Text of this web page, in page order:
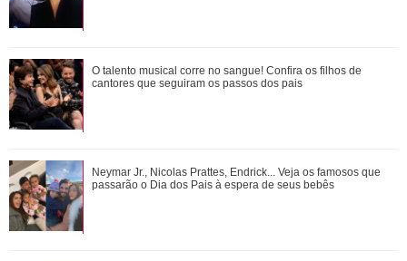
O talento musical corre no sangue! Confira os filhos de
cantores que seguiram os passos dos p...
João Raul diz para Agrado que não está conseguindo
conviver com seu sucesso. Veja os resum...
O talento musical corre no sangue! Confira os filhos de
cantores que seguiram os passos dos pais
Neymar Jr., Nicolas Prattes, Endrick... Veja os famosos que
passarão o Dia dos Pais à espera de seus bebês